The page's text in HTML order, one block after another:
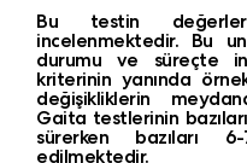
Bu testin
incelenmektedir. Bu
durumu ve süreçte
kriterinin yanında
değişikliklerin
Gaita testlerinin
sürerken bazıları
edilmektedir.